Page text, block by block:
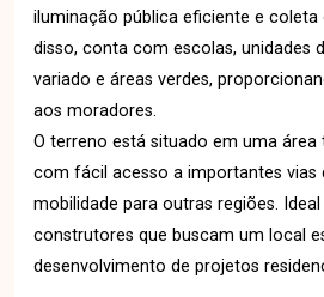
iluminação pública eficiente e coleta
disso, conta com escolas, unidades
variado e áreas verdes,
aos moradores.
O terreno está situado em uma área
com fácil acesso a importantes vias
mobilidade para outras regiões.
construtores que buscam um local
desenvolvimento de projetos